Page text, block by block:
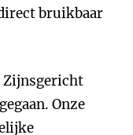
bruikbaar
Zijnsgericht
Onze